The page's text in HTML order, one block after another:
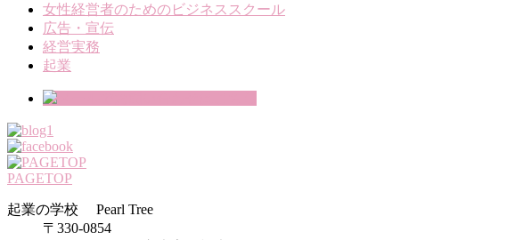
女性経営者のためのビジネススクール
広告・宣伝
経営実務
起業
PAGETOP
起業の学校 Pearl Tree
〒330-0854